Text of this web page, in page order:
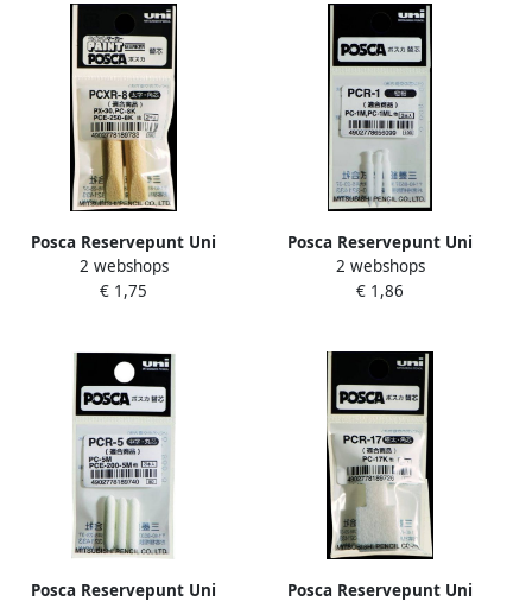
Posca Reservepunt Uni
PC8K breed schuin 2 stuks
2 webshops
€ 1,75
Posca Reservepunt Uni
PC1MC extra fijn 3 stuks
2 webshops
€ 1,86
Posca Reservepunt Uni
Posca Reservepunt Uni